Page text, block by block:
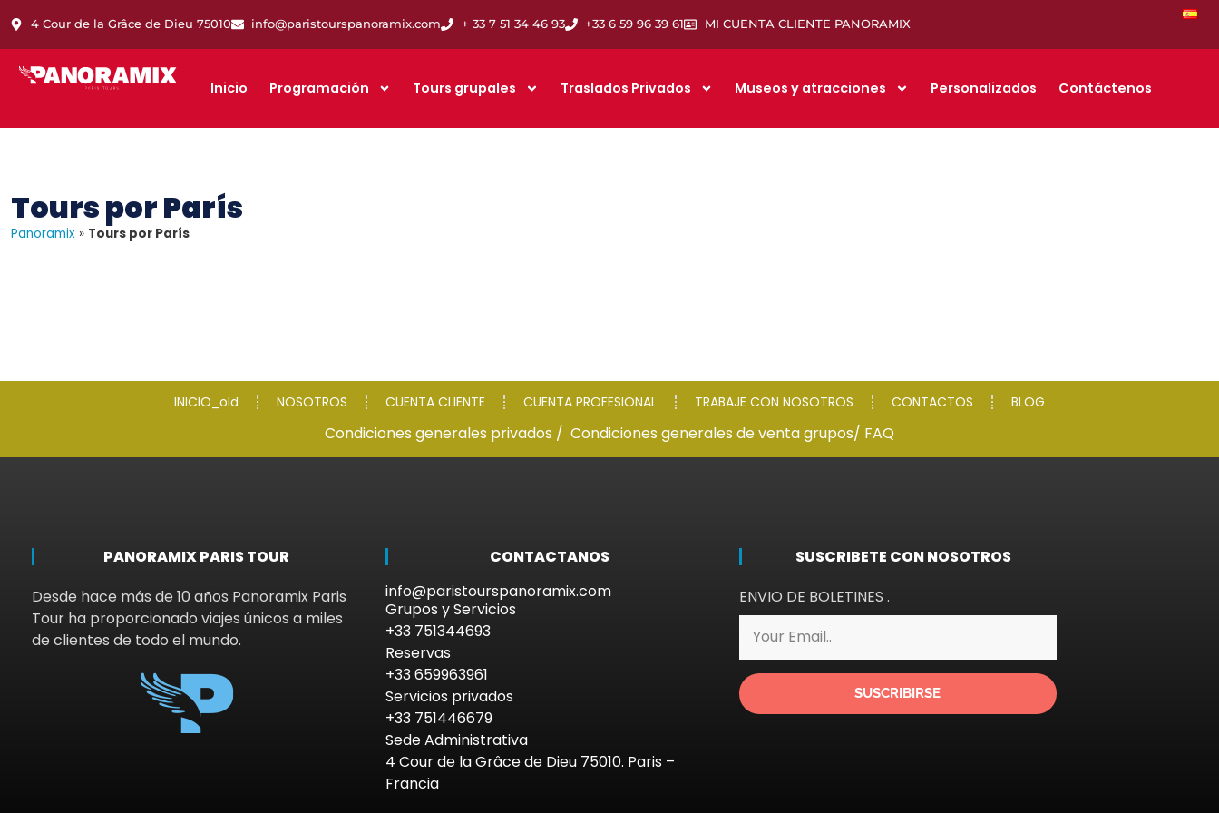
4 Cour de la Grâce de Dieu 75010 info@paristourspanoramix.com + 33 7 51 34 46 93 +33 6 59 96 39 61 MI CUENTA CLIENTE PANORAMIX
Inicio Programación Tours grupales Traslados Privados Museos y atracciones Personalizados Contáctenos
Tours por París
Panoramix » Tours por París
INICIO_old NOSOTROS CUENTA CLIENTE CUENTA PROFESIONAL TRABAJE CON NOSOTROS CONTACTOS BLOG
Condiciones generales privados / Condiciones generales de venta grupos/ FAQ
PANORAMIX PARIS TOUR
Desde hace más de 10 años Panoramix Paris
Tour ha proporcionado viajes únicos a miles
de clientes de todo el mundo.
CONTACTANOS
info@paristourspanoramix.com
Grupos y Servicios
+33 751344693
Reservas
+33 659963961
Servicios privados
+33 751446679
Sede Administrativa
4 Cour de la Grâce de Dieu 75010. Paris –
Francia
SUSCRIBETE CON NOSOTROS
ENVIO DE BOLETINES .
SUSCRIBIRSE